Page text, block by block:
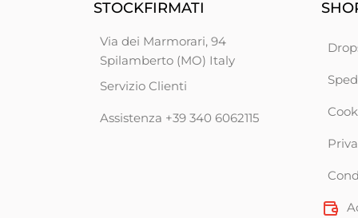
STOCKFIRMATI
Via dei Marmorari, 94
Spilamberto (MO) Italy
Servizio Clienti
Assistenza +39 340 6062115